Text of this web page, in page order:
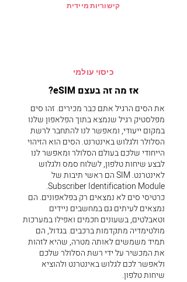
קישוריות מיידית
כיסוי עולמי
אז מה זה בעצם eSIM?
את הסים הרגיל אתם כבר מכירים. זהו סים
מפלסטיק רגיל שנמצא בתוך הפלאפון שלנו
במקום ייעודי, ומאפשר לנו להתחבר לרשת
הסלולר ולגלוש באינטרנט. הסים הוא הזיהוי
הייחודי שלכם בעולם הסלולר ומאפשר לנו
לבצע שיחות טלפון, לשלוח סמס ולגלוש
לאינטרנט. SIM הם ראשי תיבות של
Subscriber Identification Module.
כרטיסי סים לא נמצאים רק בפלאפונים. הם
נמצאים לעיתים גם במחשבים ניידים
וטאבלטים, בשעונים חכמים ואפילו במערכות
מולטימדיה מתקדמות ברכבים. בגדול, הם
תמיד משמשים לאותה מטרה, שהיא לזהות
את המכשיר על ידי רשת הסלולר שלכם
ולאפשר לכם לגלוש באינטרנט ולהוציא
שיחות טלפון.